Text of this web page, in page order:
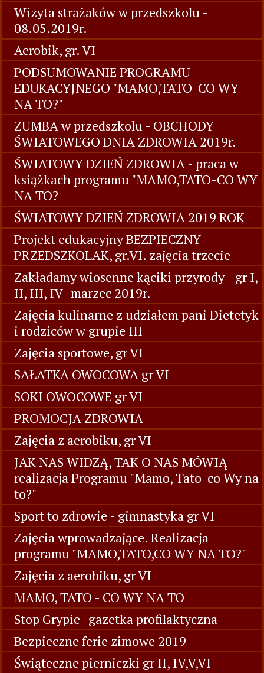
Wizyta strażaków w przedszkolu -
08.05.2019r.
Aerobik, gr. VI
PODSUMOWANIE PROGRAMU
EDUKACYJNEGO "MAMO,TATO-CO WY
NA TO?"
ZUMBA w przedszkolu - OBCHODY
ŚWIATOWEGO DNIA ZDROWIA 2019r.
ŚWIATOWY DZIEŃ ZDROWIA - praca w
książkach programu "MAMO,TATO-CO WY
NA TO?
ŚWIATOWY DZIEŃ ZDROWIA 2019 ROK
Projekt edukacyjny BEZPIECZNY
PRZEDSZKOLAK, gr.VI. zajęcia trzecie
Zakładamy wiosenne kąciki przyrody - gr I,
II, III, IV -marzec 2019r.
Zajęcia kulinarne z udziałem pani Dietetyk
i rodziców w grupie III
Zajęcia sportowe, gr VI
SAŁATKA OWOCOWA gr VI
SOKI OWOCOWE gr VI
PROMOCJA ZDROWIA
Zajęcia z aerobiku, gr VI
JAK NAS WIDZĄ, TAK O NAS MÓWIĄ-
realizacja Programu "Mamo, Tato-co Wy na
to?"
Sport to zdrowie - gimnastyka gr VI
Zajęcia wprowadzające. Realizacja
programu "MAMO,TATO,CO WY NA TO?"
Zajęcia z aerobiku, gr VI
MAMO, TATO - CO WY NA TO
Stop Grypie- gazetka profilaktyczna
Bezpieczne ferie zimowe 2019
Świąteczne pierniczki gr II, IV,V,VI